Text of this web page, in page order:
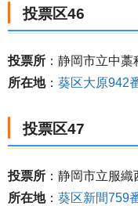
投票区46
投票所 ：静岡市立中藁
所在地： 葵区大原942
投票区47
投票所 ：静岡市立服織
所在地： 葵区新間759